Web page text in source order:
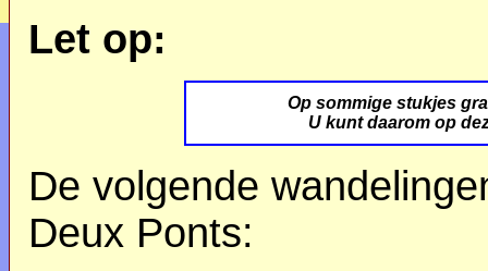
Let op:
Op sommige stukjes
U kunt daarom op
De volgende
Deux Ponts: